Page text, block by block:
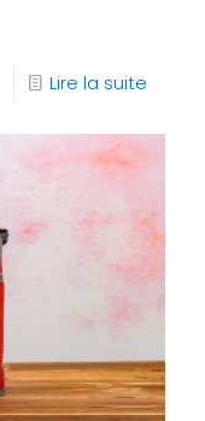
Lire la suite